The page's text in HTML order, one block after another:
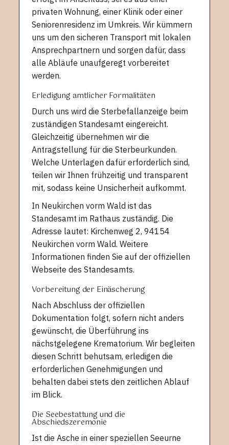
privaten Wohnung, einer Klinik oder einer
Seniorenresidenz im Umkreis. Wir kümmern
uns um den sicheren Transport mit lokalen
Ansprechpartnern und sorgen dafür, dass
alle Abläufe unaufgeregt vorbereitet
werden.
Erledigung amtlicher Formalitäten
Durch uns wird die Sterbefallanzeige beim
zuständigen Standesamt eingereicht.
Gleichzeitig übernehmen wir die
Antragstellung für die Sterbeurkunden.
Welche Unterlagen dafür erforderlich sind,
teilen wir Ihnen frühzeitig und transparent
mit, sodass keine Unsicherheit aufkommt.
In Neukirchen vorm Wald ist das
Standesamt im Rathaus zuständig. Die
Adresse lautet: Kirchenweg 2, 94154
Neukirchen vorm Wald. Weitere
Informationen finden Sie auf der offiziellen
Webseite des Standesamts.
Vorbereitung der Einäscherung
Nach Abschluss der offiziellen
Dokumentation folgt, sofern nicht anders
gewünscht, die Überführung ins
nächstgelegene Krematorium. Wir begleiten
diesen Schritt behutsam, erledigen die
erforderlichen Genehmigungen und
behalten dabei stets den zeitlichen Ablauf
im Blick.
Die Seebestattung und die
Abschiedszeremonie
Ist die Asche in einer speziellen Seeurne